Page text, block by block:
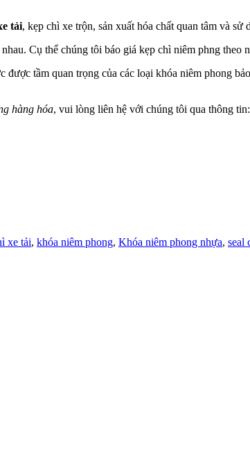
tải, kẹp chì xe trộn, sản xuất hóa chất quan tâm và sử
Cụ thể chúng tôi báo giá kẹp chì niêm phng theo
tầm quan trọng của các loại khóa niêm phong
hàng hóa, vui lòng liên hệ với chúng tôi qua thông tin:
xe tải, khóa niêm phong, Khóa niêm phong nhựa, seal